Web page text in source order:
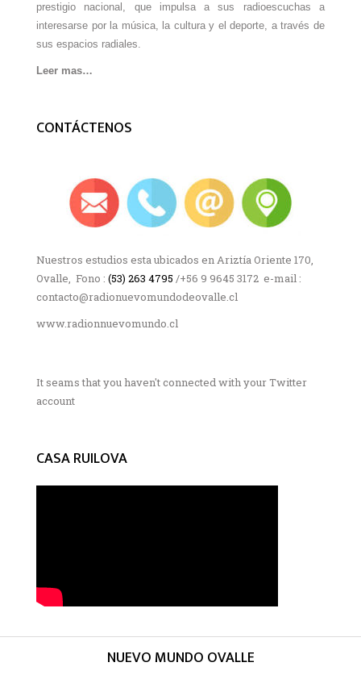
prestigio nacional, que impulsa a sus radioescuchas a
interesarse por la música, la cultura y el deporte, a través de
sus espacios radiales.
Leer mas…
CONTÁCTENOS
Nuestros estudios esta ubicados en Ariztía Oriente 170,
Ovalle, Fono : (53) 263 4795 /+56 9 9645 3172 e-mail :
contacto@radionuevomundodeovalle.cl
www.radionnuevomundo.cl
It seams that you haven't connected with your Twitter
account
CASA RUILOVA
NUEVO MUNDO OVALLE